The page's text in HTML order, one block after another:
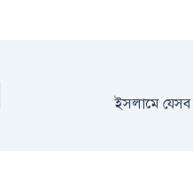
ইসলামে যেসব